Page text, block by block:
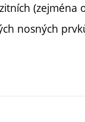
(zejména
nosných